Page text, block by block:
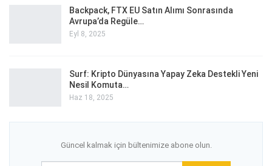
Backpack, FTX EU Satın Alımı Sonrasında
Avrupa’da Regüle…
Eyl 8, 2025
Surf: Kripto Dünyasına Yapay Zeka Destekli Yeni
Nesil Komuta…
Haz 18, 2025
Güncel kalmak için bültenimize abone olun.